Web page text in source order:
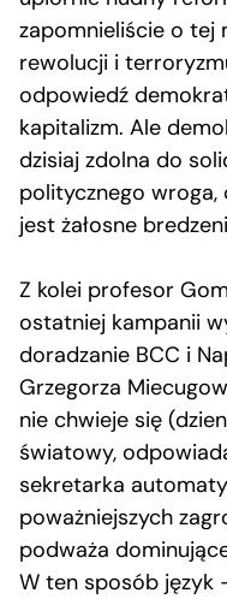
zapomnieliście o tej
rewolucji i
odpowiedź
kapitalizm. Ale
dzisiaj zdolna do
politycznego
jest żałosne
Z kolei profesor
ostatniej kampanii
doradzanie BCC i
Grzegorza
nie chwieje się
światowy,
sekretarka
poważniejszych
podważa
W ten sposób język